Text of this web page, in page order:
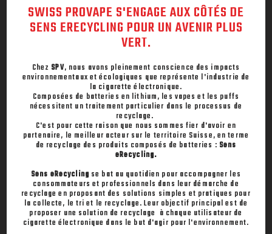
SWISS PROVAPE S'ENGAGE AUX CÔTÉS DE
SENS ERECYCLING POUR UN AVENIR PLUS
VERT.
Chez SPV, nous avons pleinement conscience des impacts
environnementaux et écologiques que représente l'industrie de
la cigarette électronique.
Composées de batteries en lithium, les vapes et les puffs
nécessitent un traitement particulier dans le processus de
recyclage.
C'est pour cette raison que nous sommes fier d'avoir en
partenaire, le meilleur acteur sur le territoire Suisse, en terme
de recyclage des produits composés de batteries : Sens
eRecycling.
Sens eRecycling se bat au quotidien pour accompagner les
consommateurs et professionnels dans leur démarche de
recyclage en proposant des solutions simples et pratiques pour
la collecte, le tri et le recyclage. Leur objectif principal est de
proposer une solution de recyclage à chaque utilisateur de
cigarette électronique dans le but d'agir pour l'environnement.